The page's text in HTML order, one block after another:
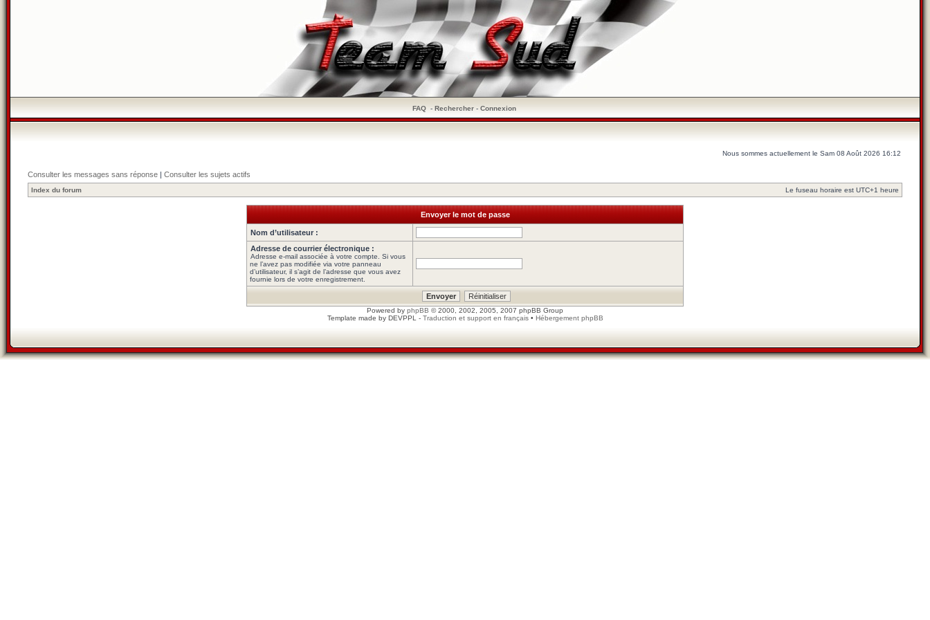
FAQ- Rechercher- Connexion
Nous sommes actuellement le Sam 08 Août 2026 16:12
Consulter les messages sans réponse | Consulter les sujets actifs
Index du forum Le fuseau horaire est UTC+1 heure
Envoyer le mot de passe
Nom d’utilisateur :
Adresse de courrier électronique :
Adresse e-mail associée à votre compte. Si vous
ne l’avez pas modifiée via votre panneau
d’utilisateur, il s’agit de l’adresse que vous avez
fournie lors de votre enregistrement.
Powered by phpBB © 2000, 2002, 2005, 2007 phpBB Group
Template made by DEVPPL - Traduction et support en français• Hébergement phpBB